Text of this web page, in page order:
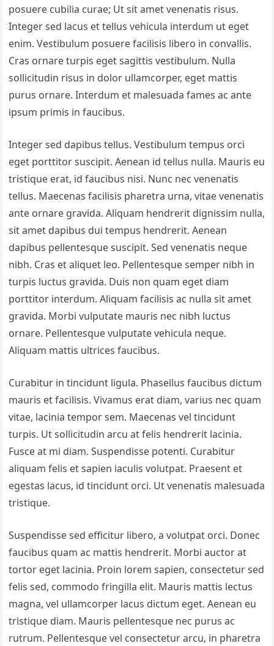
posuere cubilia curae; Ut sit amet venenatis risus.
Integer sed lacus et tellus vehicula interdum ut eget
enim. Vestibulum posuere facilisis libero in convallis.
Cras ornare turpis eget sagittis vestibulum. Nulla
sollicitudin risus in dolor ullamcorper, eget mattis
purus ornare. Interdum et malesuada fames ac ante
ipsum primis in faucibus.
Integer sed dapibus tellus. Vestibulum tempus orci
eget porttitor suscipit. Aenean id tellus nulla. Mauris eu
tristique erat, id faucibus nisi. Nunc nec venenatis
tellus. Maecenas facilisis pharetra urna, vitae venenatis
ante ornare gravida. Aliquam hendrerit dignissim nulla,
sit amet dapibus dui tempus hendrerit. Aenean
dapibus pellentesque suscipit. Sed venenatis neque
nibh. Cras et aliquet leo. Pellentesque semper nibh in
turpis luctus gravida. Duis non quam eget diam
porttitor interdum. Aliquam facilisis ac nulla sit amet
gravida. Morbi vulputate mauris nec nibh luctus
ornare. Pellentesque vulputate vehicula neque.
Aliquam mattis ultrices faucibus.
Curabitur in tincidunt ligula. Phasellus faucibus dictum
mauris et facilisis. Vivamus erat diam, varius nec quam
vitae, lacinia tempor sem. Maecenas vel tincidunt
turpis. Ut sollicitudin arcu at felis hendrerit lacinia.
Fusce at mi diam. Suspendisse potenti. Curabitur
aliquam felis et sapien iaculis volutpat. Praesent et
egestas lacus, id tincidunt orci. Ut venenatis malesuada
tristique.
Suspendisse sed efficitur libero, a volutpat orci. Donec
faucibus quam ac mattis hendrerit. Morbi auctor at
tortor eget lacinia. Proin lorem sapien, consectetur sed
felis sed, commodo fringilla elit. Mauris mattis lectus
magna, vel ullamcorper lacus dictum eget. Aenean eu
tristique diam. Mauris pellentesque nec purus ac
rutrum. Pellentesque vel consectetur arcu, in pharetra